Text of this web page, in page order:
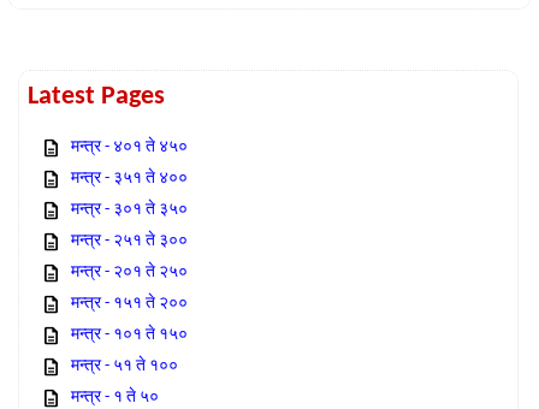
Latest Pages
मन्त्र - ४०१ ते ४५०
मन्त्र - ३५१ ते ४००
मन्त्र - ३०१ ते ३५०
मन्त्र - २५१ ते ३००
मन्त्र - २०१ ते २५०
मन्त्र - १५१ ते २००
मन्त्र - १०१ ते १५०
मन्त्र - ५१ ते १००
मन्त्र - १ ते ५०